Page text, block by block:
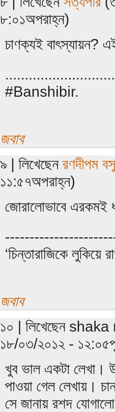
৮:০১অপরাহ্ন)
চাণক্যই বাৎস্যায়ন?
#Banshibir.
জবাব
৯ | লিখেছেন রণদীপম বসু
১১:৫৭অপরাহ্ন)
জোরালোভাবে এরকমই
‘চিন্তারাজিকে লুকিয়ে
জবাব
১০ | লিখেছেন shaka
১৮/০৩/২০১২ -
খুব ভাল একটা লেখা।
পাওয়া গেল লেখায়।
সে জানায় রশদ